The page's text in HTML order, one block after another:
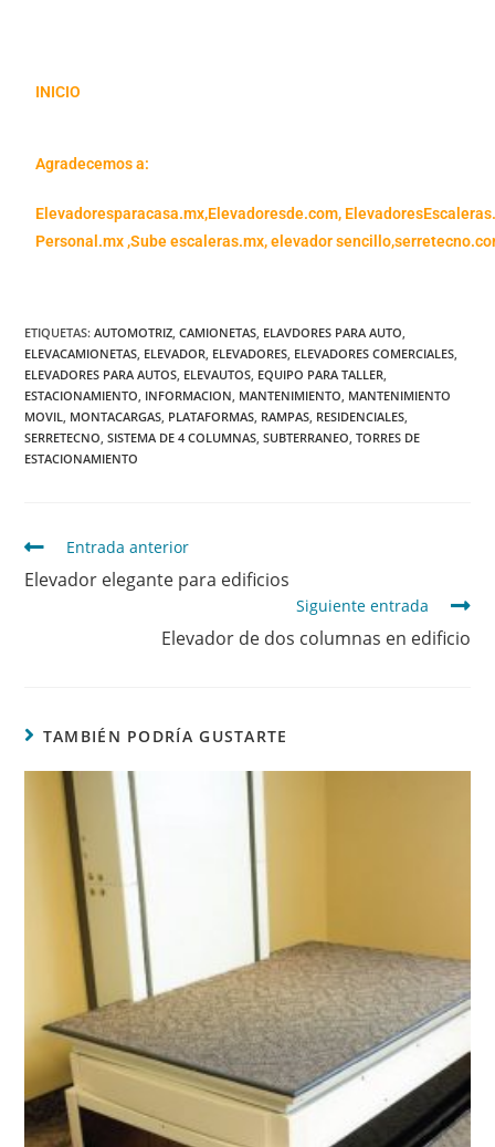
INICIO
Agradecemos a:
Elevadoresparacasa.mx,Elevadoresde.com,
Personal.mx ,Sube escaleras.mx,elevador sencillo,
ETIQUETAS:AUTOMOTRIZ, CAMIONETAS, ELAVDORES PARA AUTO,
ELEVACAMIONETAS, ELEVADOR, ELEVADORES, ELEVADORES COMERCIALES,
ELEVADORES PARA AUTOS, ELEVAUTOS, EQUIPO PARA TALLER,
ESTACIONAMIENTO, INFORMACION, MANTENIMIENTO, MANTENIMIENTO
MOVIL, MONTACARGAS, PLATAFORMAS, RAMPAS, RESIDENCIALES,
SERRETECNO, SISTEMA DE 4 COLUMNAS, SUBTERRANEO, TORRES DE
ESTACIONAMIENTO
Entrada anterior
Elevador elegante para edificios
Siguiente entrada
Elevador de dos columnas en edificio
TAMBIÉN PODRÍA GUSTARTE